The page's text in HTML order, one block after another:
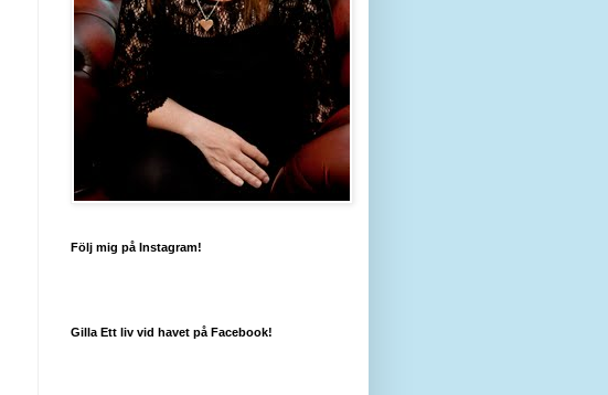
Följ mig på Instagram!
Gilla Ett liv vid havet på Facebook!